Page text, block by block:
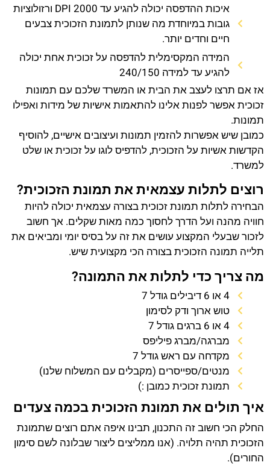
איכות ההדפסה יכולה להגיע עד 2000 DPI ורזולוציות
גובות במיוחדת מה שנותן לתמונת הזכוכית צבעים
חיים וחדים יותר.
המידה המקסימלית להדפסה על זכוכית אחת יכולה
להגיע עד למידה 240/150
אז אם תרצו לעצב את הבית או המשרד שלכם עם תמונות
זכוכית אפשר לפנות אלינו להתאמות אישיות של מידות ואפילו
תמונות.
כמובן שיש אפשרות להזמין תמונות ועיצובים אישיים, להוסיף
הקדשות אשיות על הזכוכית, להדפיס לוגו על זכוכית או שלט
למשרד.
רוצים לתלות עצמאית את תמונת הזכוכית?
הבחירה לתלות תמונת זכוכית בצורה עצמאית יכולה להיות
חוויה מהנה ועל הדרך לחסוך כמה מאות שקלים. אך חשוב
לזכור שבעלי המקצוע עושים את זה על בסיס יומי ומביאים את
תלייה תמונה הזכוכית בצורה הכי מקצועית שיש.
מה צריך כדי לתלות את התמונה?
4 או 6 דיבילים גודל 7
טוש ארוך ודק לסימון
4 או 6 ברגים גודל 7
מברגה/מברג פיליפס
מקדחה עם ראש גודל 7
מנטים/ספייסרים (מקבלים עם המשלוח שלנו)
תמונת זכוכית כמובן :)
איך תולים את תמונת הזכוכית בכמה צעדים
החלק הכי חשוב זה התכנון, תבינו איפה אתם רוצים שתמונת
הזכוכית תהיה תלויה. (אנו ממליצים ליצור שבלונה לשם סימון
החורים).